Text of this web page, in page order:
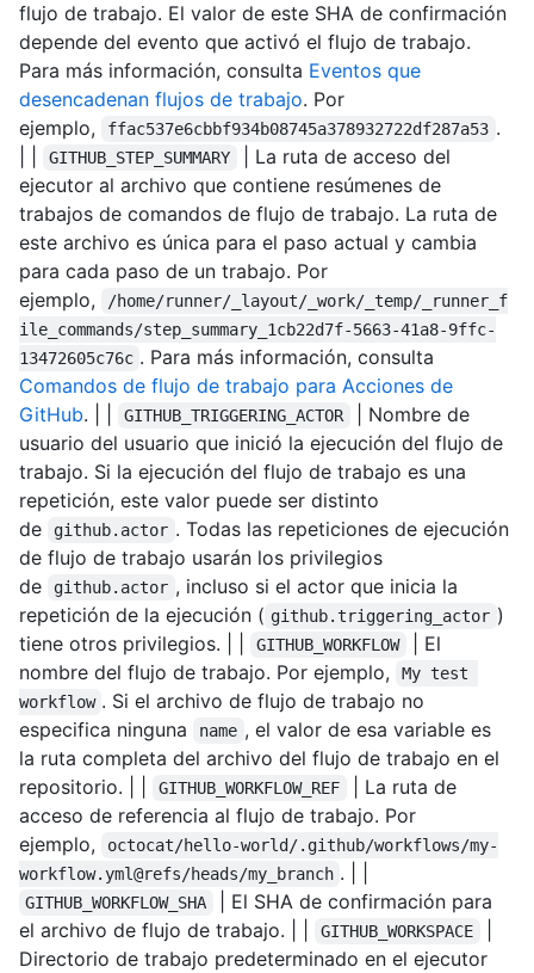
flujo de trabajo. El valor de este SHA de confirmación
depende del evento que activó el flujo de trabajo.
Para más información, consulta Eventos que
desencadenan flujos de trabajo. Por
ejemplo,
ffac537e6cbbf934b08745a378932722df287a53 .
GITHUB_STEP_SUMMARY
| La ruta de acceso del
ejecutor al archivo que contiene resúmenes de
trabajos de comandos de flujo de trabajo. La ruta de
este archivo es única para el paso actual y cambia
para cada paso de un trabajo. Por
ejemplo,
/home/runner/_layout/_work/_temp/_runner_f
ile_commands/step_summary_1cb22d7f-5663-41a8-9ffc-
13472605c76c . Para más información, consulta
Comandos de flujo de trabajo para Acciones de
GitHub. | | GITHUB_TRIGGERING_ACTOR
| Nombre de
usuario del usuario que inició la ejecución del flujo de
trabajo. Si la ejecución del flujo de trabajo es una
repetición, este valor puede ser distinto
de
github.actor . Todas las repeticiones de ejecución
de flujo de trabajo usarán los privilegios
de
github.actor , incluso si el actor que inicia la
repetición de la ejecución ( github.triggering_actor )
tiene otros privilegios. | |
GITHUB_WORKFLOW
| El
nombre del flujo de trabajo. Por ejemplo,
My test
workflow . Si el archivo de flujo de trabajo no
especifica ninguna
name , el valor de esa variable es
la ruta completa del archivo del flujo de trabajo en el
repositorio. | |
GITHUB_WORKFLOW_REF
| La ruta de
acceso de referencia al flujo de trabajo. Por
ejemplo,
octocat/hello-world/.github/workflows/my-
workflow.yml@refs/heads/my_branch . | |
GITHUB_WORKFLOW_SHA
| El SHA de confirmación para
el archivo de flujo de trabajo. | |
GITHUB_WORKSPACE
Directorio de trabajo predeterminado en el ejecutor